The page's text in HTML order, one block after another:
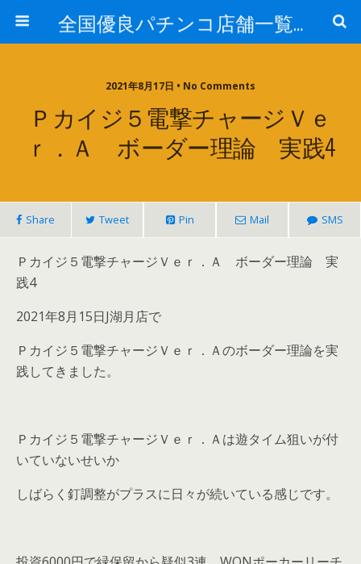
全国優良パチンコ店舗一覧：プロ厳選ガイド
2021年8月17日 • No Comments
Ｐカイジ５電撃チャージＶｅ
Ｒ．Ａ ボーダー理論 実践4
Share Tweet Pin Mail SMS
Ｐカイジ５電撃チャージＶｅｒ．Ａ ボーダー理論 実
践4
2021年8月15日J湖月店で
Ｐカイジ５電撃チャージＶｅｒ．Ａのボーダー理論を実
践してきました。
Ｐカイジ５電撃チャージＶｅｒ．Ａは遊タイム狙いが付
いていないせいか
しばらく釘調整がプラスに日々が続いている感じです。